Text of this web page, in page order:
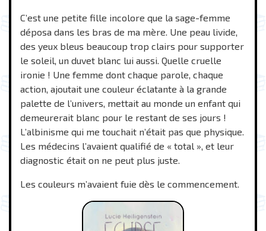
C’est une petite fille incolore que la sage-femme
déposa dans les bras de ma mère. Une peau livide,
des yeux bleus beaucoup trop clairs pour supporter
le soleil, un duvet blanc lui aussi. Quelle cruelle
ironie ! Une femme dont chaque parole, chaque
action, ajoutait une couleur éclatante à la grande
palette de l’univers, mettait au monde un enfant qui
demeurerait blanc pour le restant de ses jours !
L’albinisme qui me touchait n’était pas que physique.
Les médecins l’avaient qualifié de « total », et leur
diagnostic était on ne peut plus juste.
Les couleurs m’avaient fuie dès le commencement.